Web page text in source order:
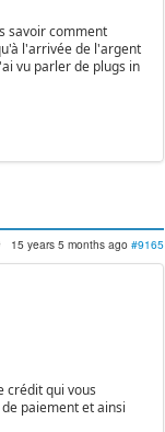
savoir comment
l'arrivée de l'argent
vu parler de plugs in
15 years 5 months ago #9165
crédit qui vous
paiement et ainsi